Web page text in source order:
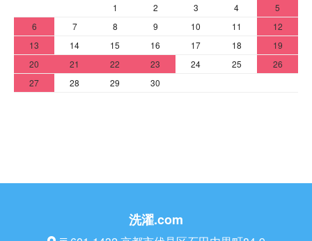
1 2 3 4
5
6
7 8 9 10 11
12
13
14 15 16 17 18
19
20
21 22 23 24 25
26
27
28 29 30
洗濯.com